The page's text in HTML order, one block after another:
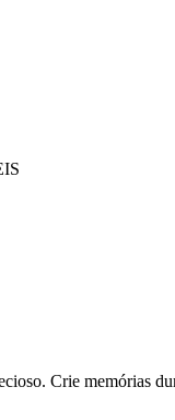
Crie memórias